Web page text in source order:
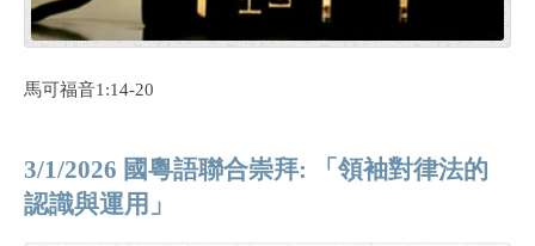
馬可福音1:14-20
3/1/2026 國粵語聯合崇拜: 「領袖對律法的
認識與運用」